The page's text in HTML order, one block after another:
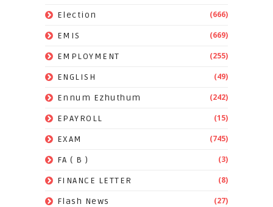
Election (666)
EMIS (669)
EMPLOYMENT (255)
ENGLISH (49)
Ennum Ezhuthum (242)
EPAYROLL (15)
EXAM (745)
FA ( B ) (3)
FINANCE LETTER (8)
Flash News (27)